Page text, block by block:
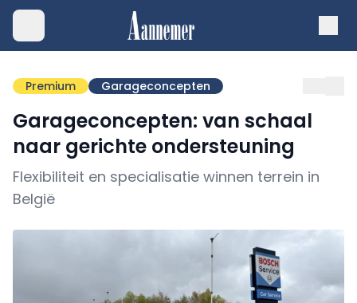
Premium Garageconcepten
Garageconcepten: van schaal
naar gerichte ondersteuning
Flexibiliteit en specialisatie winnen terrein in
België